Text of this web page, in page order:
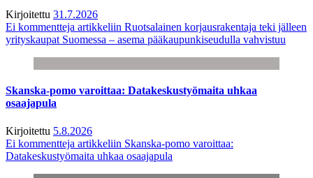
Kirjoitettu 31.7.2026
Ei kommentteja artikkeliin Ruotsalainen korjausrakentaja teki jälleen
yrityskaupat Suomessa – asema pääkaupunkiseudulla vahvistuu
Skanska-pomo varoittaa: Datakeskustyömaita uhkaa
osaajapula
Kirjoitettu 5.8.2026
Ei kommentteja artikkeliin Skanska-pomo varoittaa:
Datakeskustyömaita uhkaa osaajapula